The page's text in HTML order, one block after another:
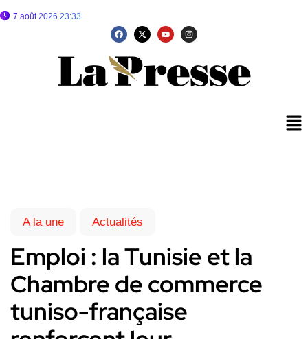
7 août 2026 23:33
A la une Actualités
Emploi : la Tunisie et la
Chambre de commerce
tuniso-française